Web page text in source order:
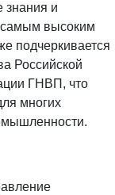
знания и
самым высоким
подчеркивается
Российской
ГНВП, что
многих